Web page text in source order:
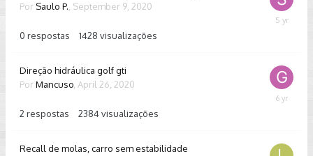
Por Saulo P. September 9, 2020
0 respostas 1428 visualizações
Direção hidráulica golf gti
Por Mancuso April 26, 2020
2 respostas 2384 visualizações
April
Recall de molas, carro sem estabilidade